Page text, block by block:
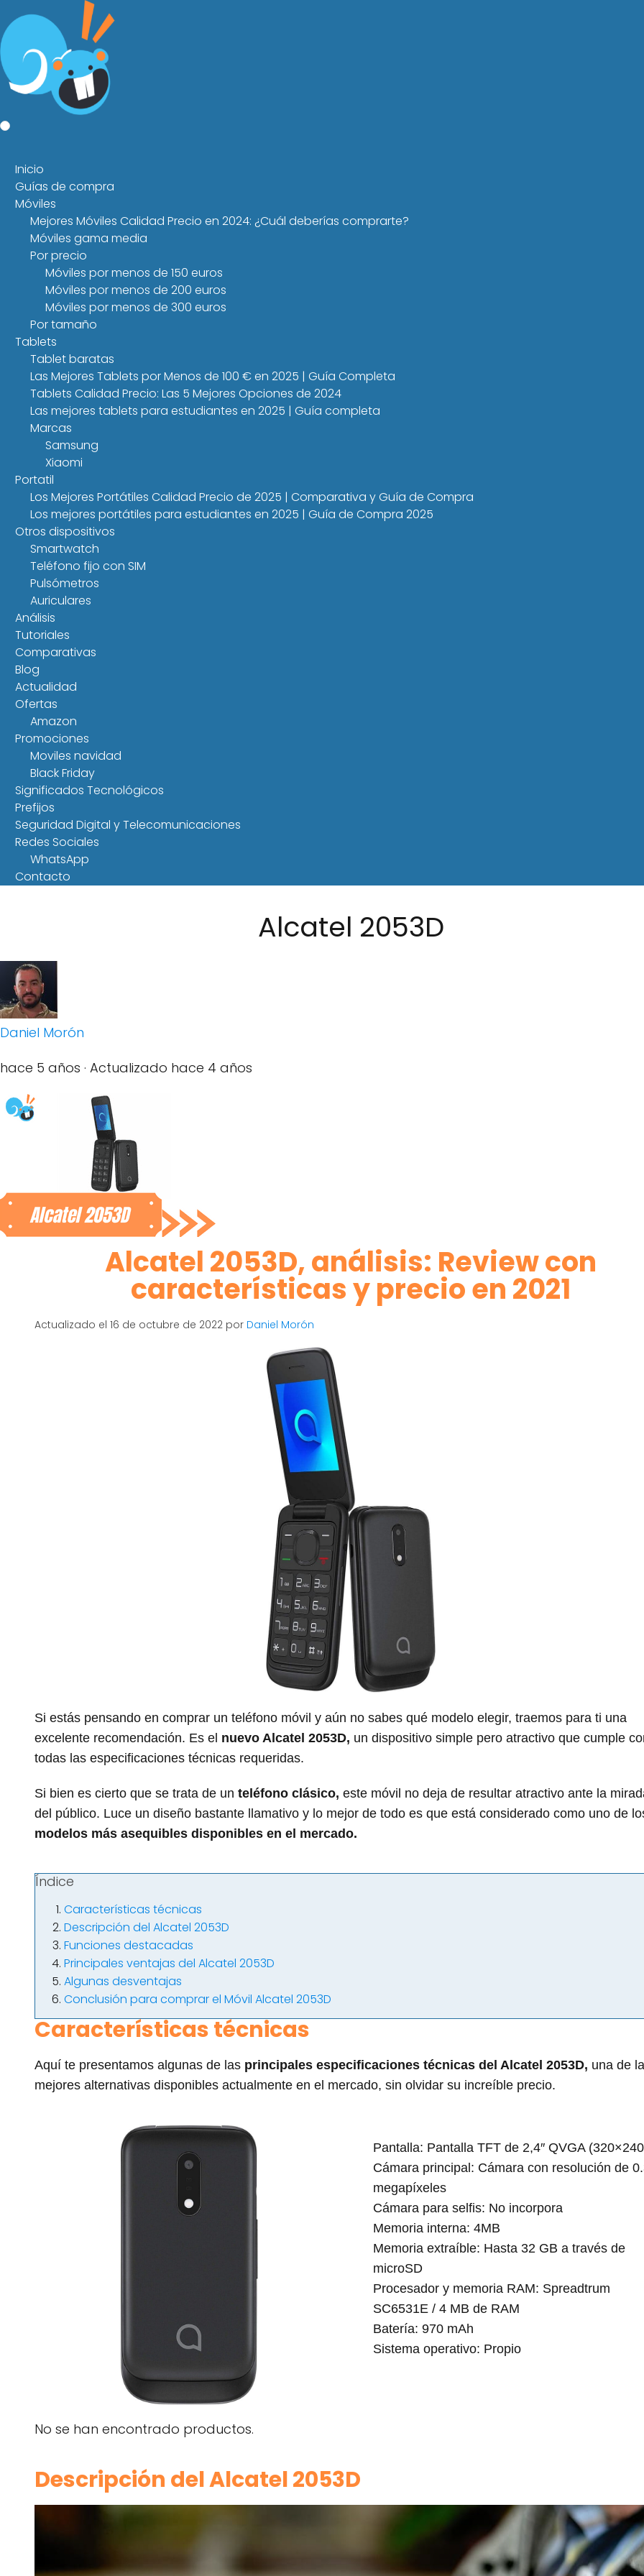
Inicio
Guías de compra
Móviles
Mejores Móviles Calidad Precio en 2024: ¿Cuál deberías comprarte?
Móviles gama media
Por precio
Móviles por menos de 150 euros
Móviles por menos de 200 euros
Móviles por menos de 300 euros
Por tamaño
Tablets
Tablet baratas
Las Mejores Tablets por Menos de 100 € en 2025 | Guía Completa
Tablets Calidad Precio: Las 5 Mejores Opciones de 2024
Las mejores tablets para estudiantes en 2025 | Guía completa
Marcas
Samsung
Xiaomi
Portatil
Los Mejores Portátiles Calidad Precio de 2025 | Comparativa y Guía de Compra
Los mejores portátiles para estudiantes en 2025 | Guía de Compra 2025
Otros dispositivos
Smartwatch
Teléfono fijo con SIM
Pulsómetros
Auriculares
Análisis
Tutoriales
Comparativas
Blog
Actualidad
Ofertas
Amazon
Promociones
Moviles navidad
Black Friday
Significados Tecnológicos
Prefijos
Seguridad Digital y Telecomunicaciones
Redes Sociales
WhatsApp
Contacto
Alcatel 2053D
Daniel Morón
hace 5 años · Actualizado hace 4 años
Alcatel 2053D, análisis: Review con
características y precio en 2021
Actualizado el 16 de octubre de 2022 por Daniel Morón
Si estás pensando en comprar un teléfono móvil y aún no sabes qué modelo elegir, traemos para ti una
excelente recomendación. Es el nuevo Alcatel 2053D, un dispositivo simple pero atractivo que cumple
todas las especificaciones técnicas requeridas.
Si bien es cierto que se trata de unteléfono clásico, este móvil no deja de resultar atractivo ante la
del público. Luce un diseño bastante llamativo y lo mejor de todo es que está considerado como uno de
modelos más asequibles disponibles en el mercado.
Índice
Características técnicas
Descripción del Alcatel 2053D
Funciones destacadas
Principales ventajas del Alcatel 2053D
Algunas desventajas
Conclusión para comprar el Móvil Alcatel 2053D
Características técnicas
Aquí te presentamos algunas de las principales especificaciones técnicas del Alcatel 2053D, una de
mejores alternativas disponibles actualmente en el mercado, sin olvidar su increíble precio.
Pantalla: Pantalla TFT de 2,4″ QVGA
Cámara principal: Cámara con resolución de
megapíxeles
Cámara para selfis: No incorpora
Memoria interna: 4MB
Memoria extraíble: Hasta 32 GB a través de
microSD
Procesador y memoria RAM: Spreadtrum
SC6531E / 4 MB de RAM
Batería: 970 mAh
Sistema operativo: Propio
No se han encontrado productos.
Descripción del Alcatel 2053D